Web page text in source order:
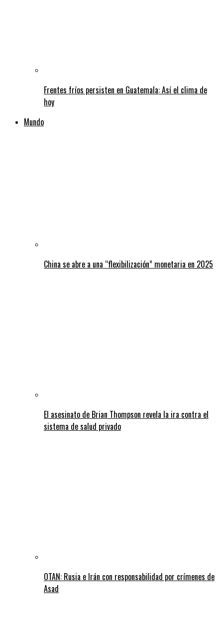
Frentes fríos persisten en Guatemala: Así el clima de
hoy
Mundo
China se abre a una “flexibilización” monetaria en 2025
El asesinato de Brian Thompson revela la ira contra el
sistema de salud privado
OTAN: Rusia e Irán con responsabilidad por crímenes de
Asad